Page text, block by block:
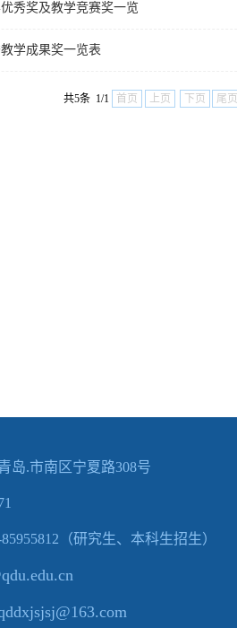
秀奖及教学竞赛奖一览
学成果奖一览表
共5条 1/1 首页 上页 下页 尾页
岛.市南区宁夏路308号
（研究生、本科生招生）
om